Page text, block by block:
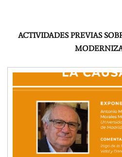
ACTIVIDADES PREVIAS